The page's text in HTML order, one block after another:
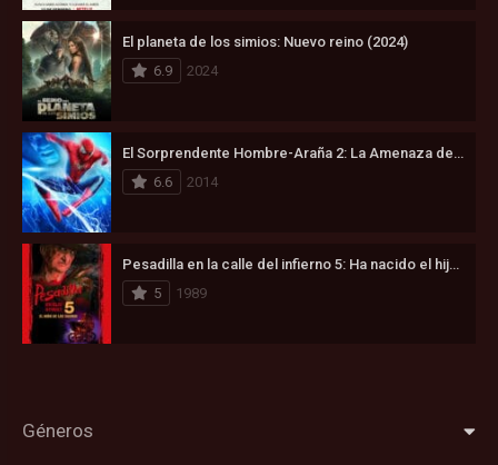
El planeta de los simios: Nuevo reino (2024)
6.9
2024
6.6
2014
5
1989
Géneros